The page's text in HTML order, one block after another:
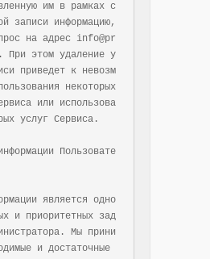
им в рамках с
записи информацию,
на адрес info@pr
этом удаление у
приведет к невозм
некоторых
или использова
услуг Сервиса.
Пользовате
является одно
и приоритетных зад
Мы прини
и достаточные